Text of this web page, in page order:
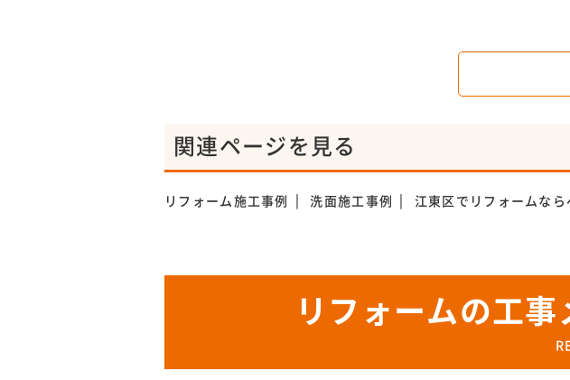
関連ページを見る
リフォーム施工事例 洗面施工事例 江東区でリフォームなら
リフォームの工事